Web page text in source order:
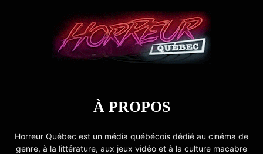
À PROPOS
Horreur Québec est un média québécois dédié au cinéma de
genre, à la littérature, aux jeux vidéo et à la culture macabre